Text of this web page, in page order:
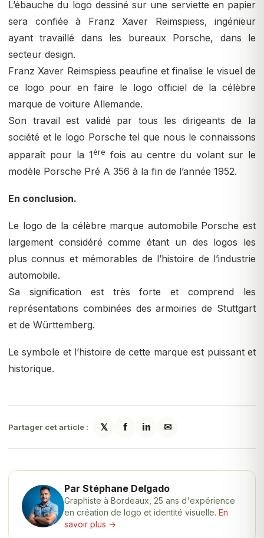
L’ébauche du logo dessiné sur une serviette en papier
sera confiée à Franz Xaver Reimspiess, ingénieur
ayant travaillé dans les bureaux Porsche, dans le
secteur design.
Franz Xaver Reimspiess peaufine et finalise le visuel de
ce logo pour en faire le logo officiel de la célèbre
marque de voiture Allemande.
Son travail est validé par tous les dirigeants de la
société et le logo Porsche tel que nous le connaissons
apparaît pour la 1ère fois au centre du volant sur le
modèle Porsche Pré A 356 à la fin de l’année 1952.
En conclusion.
Le logo de la célèbre marque automobile Porsche est
largement considéré comme étant un des logos les
plus connus et mémorables de l’histoire de l’industrie
automobile.
Sa signification est très forte et comprend les
représentations combinées des armoiries de Stuttgart
et de Württemberg.
Le symbole et l’histoire de cette marque est puissant et
historique.
Partager cet article : 𝕏 f in ✉
Par Stéphane Delgado
Graphiste à Bordeaux, 25 ans d'expérience
en création de logo et identité visuelle. En
savoir plus →